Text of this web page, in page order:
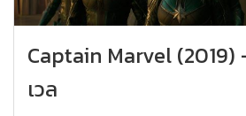
Captain Marvel
เวล